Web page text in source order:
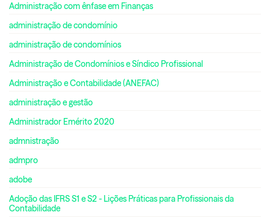
Administração com ênfase em Finanças
administração de condomínio
administração de condomínios
Administração de Condomínios e Síndico Profissional
Administração e Contabilidade (ANEFAC)
administração e gestão
Administrador Emérito 2020
admnistração
admpro
adobe
Adoção das IFRS S1 e S2 - Lições Práticas para Profissionais da
Contabilidade